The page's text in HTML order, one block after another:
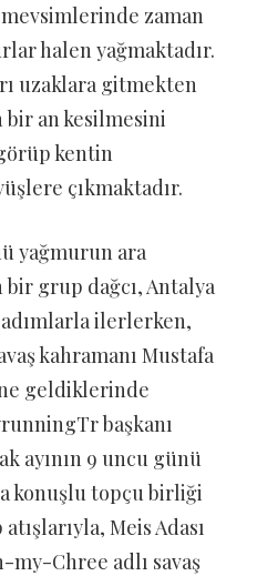
zaman
halen yağmaktadır.
uzaklara gitmekten
bir an kesilmesini
kentin
çıkmaktadır.
yağmurun ara
grup dağcı, Antalya
ilerlerken,
kahramanı Mustafa
geldiklerinde
başkanı
ayının 9 uncu günü
konuşlu topçu birliği
Meis Adası
Chree adlı savaş